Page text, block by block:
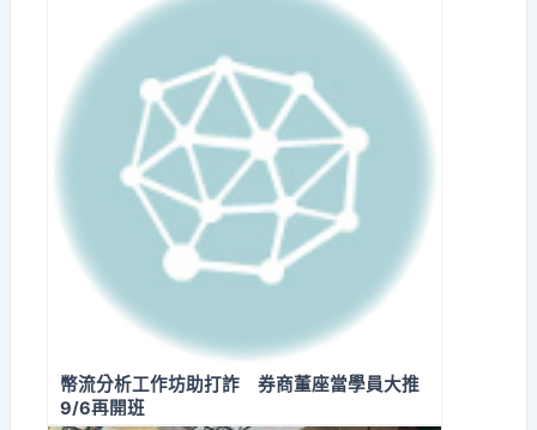
幣流分析工作坊助打詐 券商董座當學員大推
9/6再開班